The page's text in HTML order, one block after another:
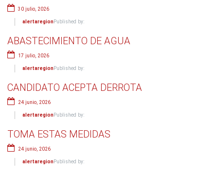
30 julio, 2026
Published by:
alertaregion
ABASTECIMIENTO DE AGUA
17 julio, 2026
Published by:
alertaregion
CANDIDATO ACEPTA DERROTA
24 junio, 2026
Published by:
alertaregion
TOMA ESTAS MEDIDAS
24 junio, 2026
Published by:
alertaregion
CLIMÁTICO
21 junio, 2026
FENÓMENO DEL NIÑO
19 junio, 2026
TOMA PRECAUCIONES FRENTE EL
CAMBIO CLIMÁTICO
Published by:
alertaregion
TOMA PRECAUCIONES